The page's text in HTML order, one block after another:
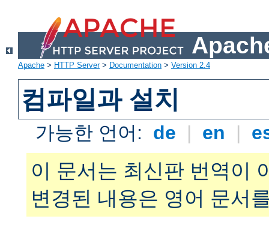
Apache > HTTP Server> Documentation > Version 2.4
컴파일과 설치
가능한 언어: de | en |
이 문서는 최신판 번역이
변경된 내용은 영어 문서